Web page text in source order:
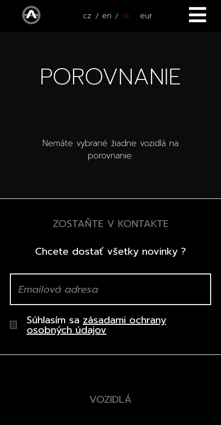
cz en sk eur
VOZIDLÁ
Autooutlet Design
PRÍSLUŠENSTVO
Pace Edwards
Wheel Pros
Špeciálne akcie
Archív noviniek
POROVNANIE
Nemáte vybrané žiadne vozidlá na
porovnanie.
ZOSTAŇTE V KONTAKTE
Chcete dostať všetky novinky ?
Súhlasím sazásadami ochrany
osobných údajov
VOZIDLÁ